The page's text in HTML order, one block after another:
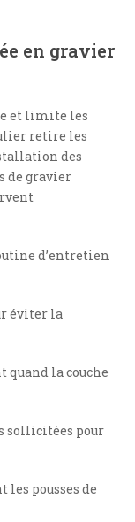
en gravier
et limite les
retire les
des
de gravier
d’entretien
éviter la
quand la couche
sollicitées pour
pousses de